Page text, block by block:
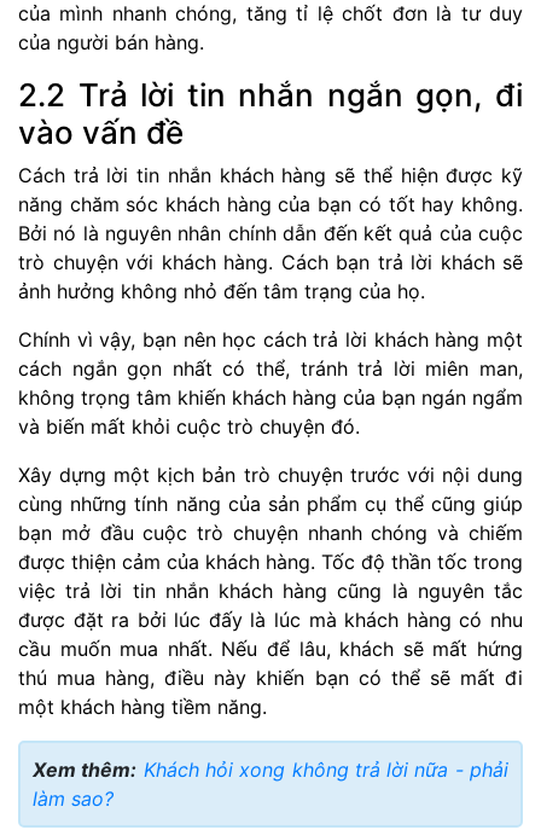
của mình nhanh chóng, tăng tỉ lệ chốt đơn là tư duy
của người bán hàng.
2.2 Trả lời tin nhắn ngắn gọn, đi
vào vấn đề
Cách trả lời tin nhắn khách hàng sẽ thể hiện được kỹ
năng chăm sóc khách hàng của bạn có tốt hay không.
Bởi nó là nguyên nhân chính dẫn đến kết quả của cuộc
trò chuyện với khách hàng. Cách bạn trả lời khách sẽ
ảnh hưởng không nhỏ đến tâm trạng của họ.
Chính vì vậy, bạn nên học cách trả lời khách hàng một
cách ngắn gọn nhất có thể, tránh trả lời miên man,
không trọng tâm khiến khách hàng của bạn ngán ngẩm
và biến mất khỏi cuộc trò chuyện đó.
Xây dựng một kịch bản trò chuyện trước với nội dung
cùng những tính năng của sản phẩm cụ thể cũng giúp
bạn mở đầu cuộc trò chuyện nhanh chóng và chiếm
được thiện cảm của khách hàng. Tốc độ thần tốc trong
việc trả lời tin nhắn khách hàng cũng là nguyên tắc
được đặt ra bởi lúc đấy là lúc mà khách hàng có nhu
cầu muốn mua nhất. Nếu để lâu, khách sẽ mất hứng
thú mua hàng, điều này khiến bạn có thể sẽ mất đi
một khách hàng tiềm năng.
Xem thêm: Khách hỏi xong không trả lời nữa - phải
làm sao?